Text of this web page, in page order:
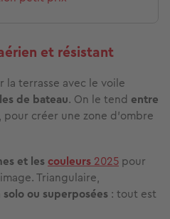
et résistant
la terrasse avec le voile
de bateau. On le tend entre
créer une zone d’ombre
et lescouleurs 2025 pour
Triangulaire,
solo ou superposées : tout est